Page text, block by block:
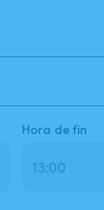
Hora de fin